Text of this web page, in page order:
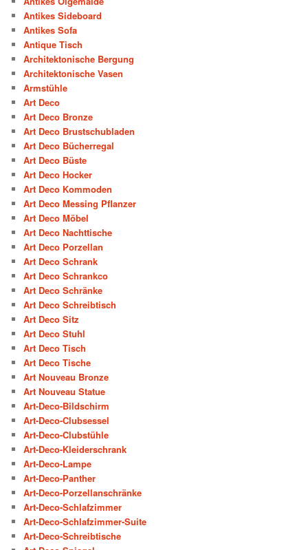
Antikes Sideboard
Antikes Sofa
Antique Tisch
Architektonische Bergung
Architektonische Vasen
Armstühle
Art Deco
Art Deco Bronze
Art Deco Brustschubladen
Art Deco Bücherregal
Art Deco Büste
Art Deco Hocker
Art Deco Kommoden
Art Deco Messing Pflanzer
Art Deco Möbel
Art Deco Nachttische
Art Deco Porzellan
Art Deco Schrank
Art Deco Schrankco
Art Deco Schränke
Art Deco Schreibtisch
Art Deco Sitz
Art Deco Stuhl
Art Deco Tisch
Art Deco Tische
Art Nouveau Bronze
Art Nouveau Statue
Art-Deco-Bildschirm
Art-Deco-Clubsessel
Art-Deco-Clubstühle
Art-Deco-Kleiderschrank
Art-Deco-Lampe
Art-Deco-Panther
Art-Deco-Porzellanschränke
Art-Deco-Schlafzimmer
Art-Deco-Schlafzimmer-Suite
Art-Deco-Schreibtische